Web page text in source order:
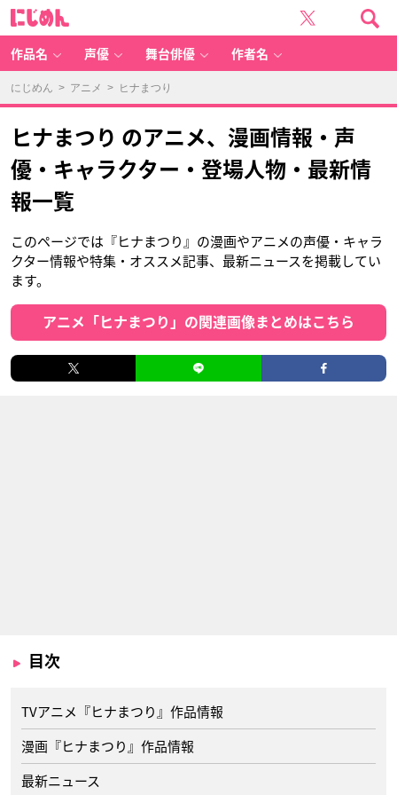
作品名 声優 舞台俳優 作者名
にじめん > アニメ > ヒナまつり
ヒナまつり のアニメ、漫画情報・声
優・キャラクター・登場人物・最新情
報一覧
このページでは『ヒナまつり』の漫画やアニメの声優・キャラ
クター情報や特集・オススメ記事、最新ニュースを掲載してい
ます。
アニメ「ヒナまつり」の関連画像まとめはこちら
目次
TVアニメ『ヒナまつり』作品情報
漫画『ヒナまつり』作品情報
最新ニュース